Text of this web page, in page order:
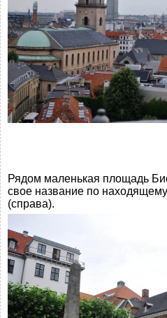
Рядом маленькая площадь
свое название по
(справа).